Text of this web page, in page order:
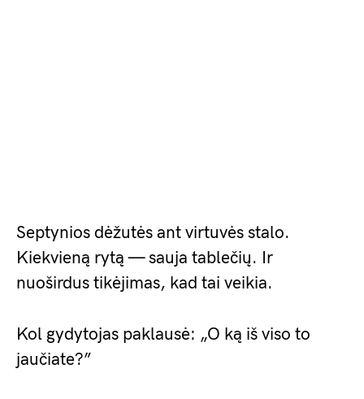
Septynios dėžutės ant virtuvės stalo.
Kiekvieną rytą — sauja tablečių. Ir
nuoširdus tikėjimas, kad tai veikia.
Kol gydytojas paklausė: „O ką iš viso to
jaučiate?”